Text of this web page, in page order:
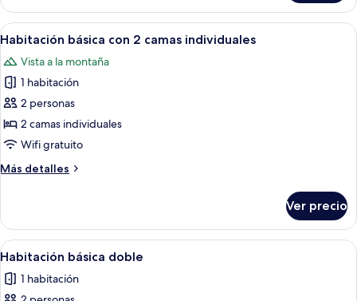
triple
estándar
Abrir
todas
las
fotos
de
Habitación
básica
2
Una habitación de hotel con cama,
6
Habitación básica con 2 camas individuales
Vista a la montaña
1 habitación
2 personas
2 camas individuales
Wifi gratuito
Más detalles
Más
básica
con
2
individuales
Ver precio
Abrir
todas
las
Una cama bien tendida con un
7
Habitación básica doble
1 habitación